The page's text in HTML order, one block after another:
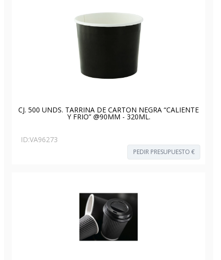
CJ. 500 UNDS. TARRINA DE CARTON NEGRA “CALIENTE
Y FRIO” @90MM - 320ML.
ID:VA96273
PEDIR PRESUPUESTO €